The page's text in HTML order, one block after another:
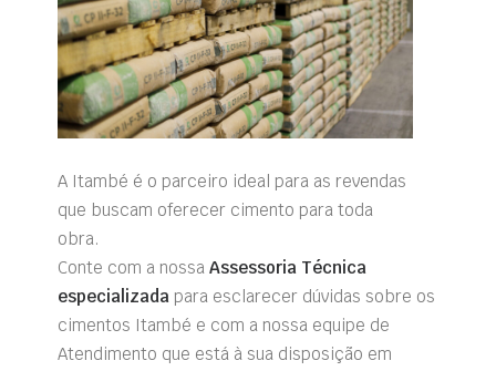
A Itambé é o parceiro ideal para as revendas
que buscam oferecer cimento para toda
obra.
Conte com a nossa Assessoria Técnica
especializada para esclarecer dúvidas sobre os
cimentos Itambé e com a nossa equipe de
Atendimento que está à sua disposição em